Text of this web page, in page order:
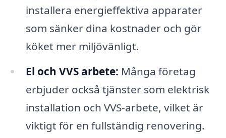
installera energieffektiva apparater
som sänker dina kostnader och gör
köket mer miljövänligt.
El och VVS arbete: Många företag
erbjuder också tjänster som elektrisk
installation och VVS-arbete, vilket är
viktigt för en fullständig renovering.